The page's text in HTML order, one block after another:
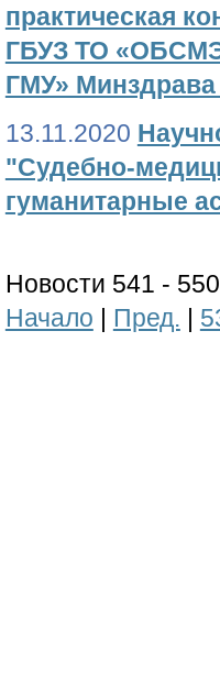
практическая
ГБУЗ ТО
ГМУ» Минздрава
13.11.2020
"Судебно-
гуманитарные
Новости 541 -
Начало
Пред.